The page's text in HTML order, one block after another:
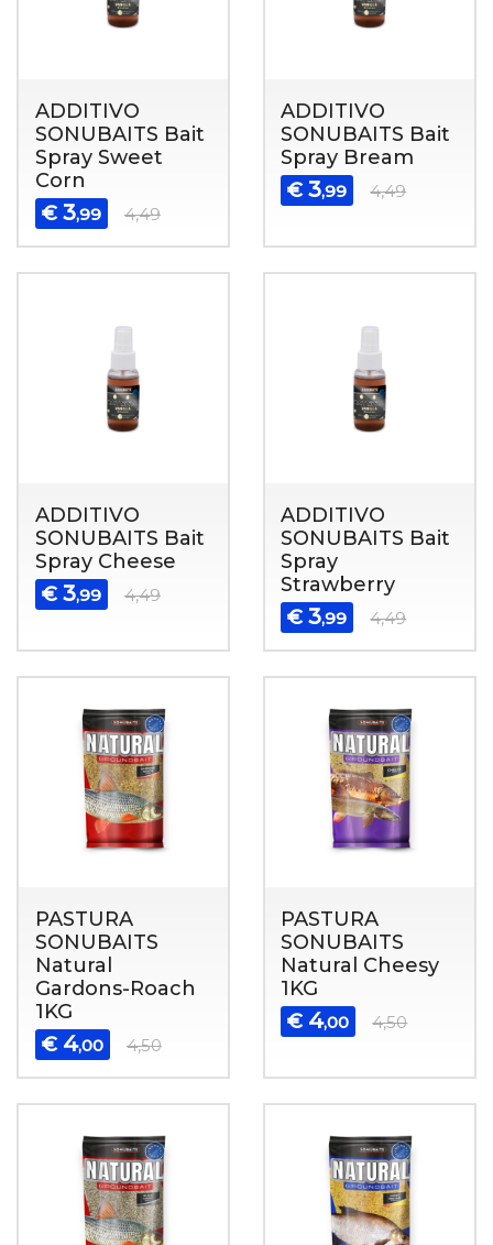
ADDITIVO
SONUBAITS Bait
Spray Sweet
Corn
€ 3,99 4,49
ADDITIVO
SONUBAITS Bait
Spray Bream
€ 3,99 4,49
ADDITIVO
SONUBAITS Bait
Spray Cheese
€ 3,99 4,49
ADDITIVO
SONUBAITS Bait
Spray
Strawberry
€ 3,99 4,49
PASTURA
SONUBAITS
Natural
Gardons-Roach
1KG
€ 4,00 4,50
PASTURA
SONUBAITS
Natural Cheesy
1KG
€ 4,00 4,50